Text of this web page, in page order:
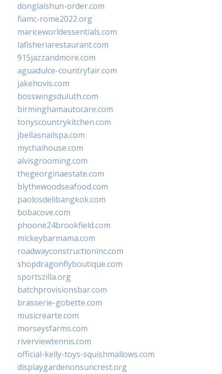
donglaishun-order.com
fiamc-rome2022.org
mariceworldessentials.com
lafisheriarestaurant.com
915jazzandmore.com
aguadulce-countryfair.com
jakehovis.com
bosswingsduluth.com
birminghamautocare.com
tonyscountrykitchen.com
jbellasnailspa.com
mychaihouse.com
alvisgrooming.com
thegeorginaestate.com
blythewoodseafood.com
paolosdelibangkok.com
bobacove.com
phoone24brookfield.com
mickeybarmama.com
roadwayconstructioninc.com
shopdragonflyboutique.com
sportszilla.org
batchprovisionsbar.com
brasserie-gobette.com
musicrearte.com
morseysfarms.com
riverviewtennis.com
official-kelly-toys-squishmallows.com
displaygardenonsuncrest.org